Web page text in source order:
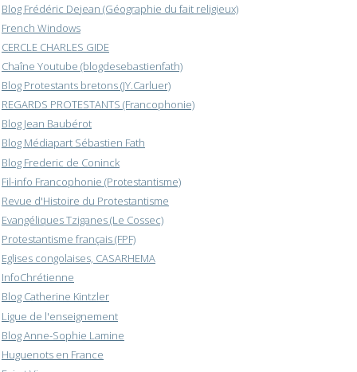
Blog Frédéric Dejean (Géographie du fait religieux)
French Windows
CERCLE CHARLES GIDE
Chaîne Youtube (blogdesebastienfath)
Blog Protestants bretons (JY.Carluer)
REGARDS PROTESTANTS (Francophonie)
Blog Jean Baubérot
Blog Médiapart Sébastien Fath
Blog Frederic de Coninck
Fil-info Francophonie (Protestantisme)
Revue d'Histoire du Protestantisme
Evangéliques Tziganes (Le Cossec)
Protestantisme français (FPF)
Eglises congolaises, CASARHEMA
InfoChrétienne
Blog Catherine Kintzler
Ligue de l'enseignement
Blog Anne-Sophie Lamine
Huguenots en France